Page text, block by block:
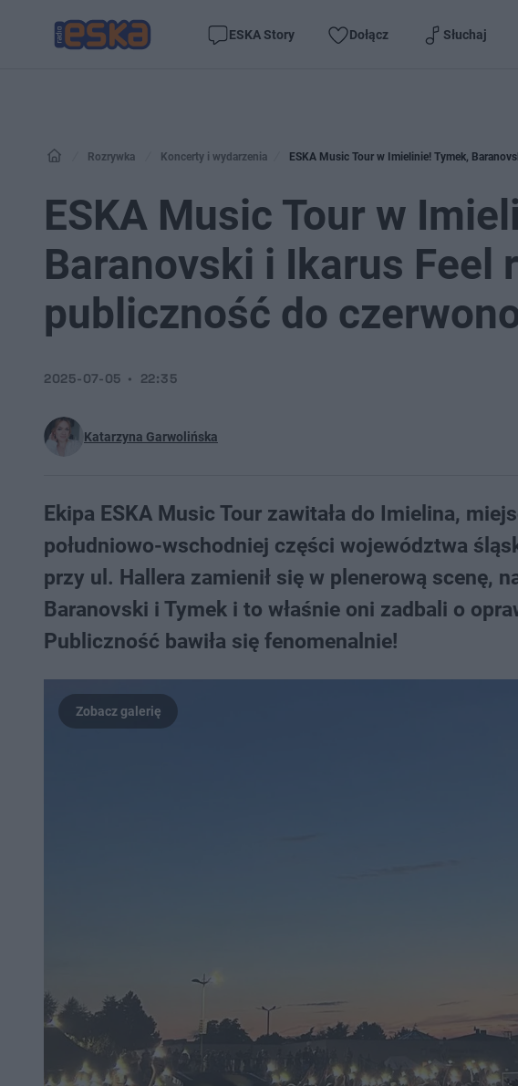
ESKA Story Dołącz Słuchaj
Rozrywka Koncerty i wydarzenia ESKA Music Tour w Imielinie! Tymek,
ESKA Music Tour w
Baranovski i Ikarus Feel
publiczność do
Katarzyna Garwolińska
2025-07-05 22:35
Ekipa ESKA Music Tour zawitała do Imielina,
południowo-wschodniej części województwa
przy ul. Hallera zamienił się w plenerową scenę,
Baranovski i Tymek i to właśnie oni zadbali o
Publiczność bawiła się fenomenalnie!